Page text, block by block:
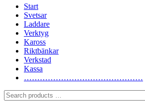
Start
Svetsar
Laddare
Verktyg
Kaross
Riktbänkar
Verkstad
Kassa
………………………………………
Search
products